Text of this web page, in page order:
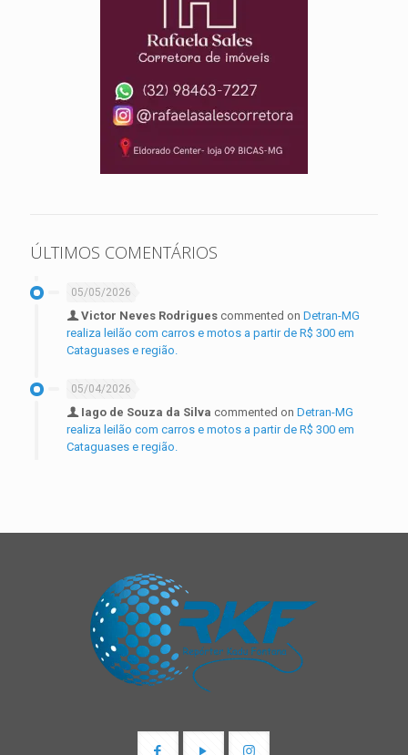
ÚLTIMOS COMENTÁRIOS
05/05/2026
Victor Neves Rodrigues commented on Detran-MG
realiza leilão com carros e motos a partir de R$ 300 em
Cataguases e região.
05/04/2026
Iago de Souza da Silva commented on Detran-MG
realiza leilão com carros e motos a partir de R$ 300 em
Cataguases e região.